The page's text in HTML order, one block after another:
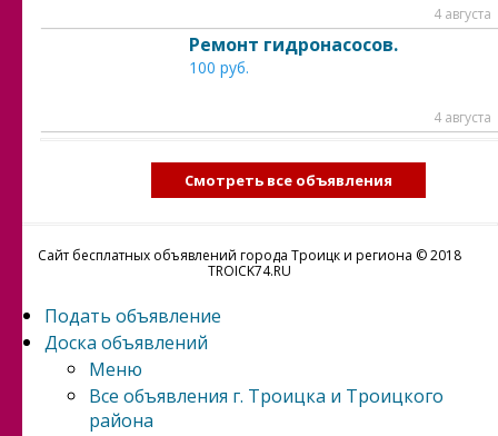
4 августа
Ремонт гидронасосов.
100 руб.
4 августа
Смотреть все объявления
Сайт бесплатных объявлений города Троицк и региона © 2018
TROICK74.RU
Подать объявление
Доска объявлений
Меню
Все объявления г. Троицка и Троицкого
района